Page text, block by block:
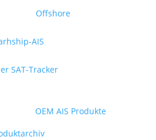
Offshore
AIS
SAT-Tracker
OEM AIS Produkte